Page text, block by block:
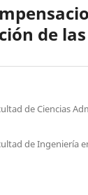
de
de Ciencias
de Ingeniería